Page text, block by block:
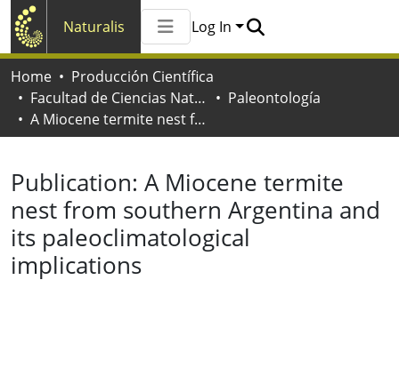
Naturalis
All of Naturalis
Log In
Home
Producción Científica
Facultad de Ciencias Naturales y Museo
Paleontología
A Miocene termite nest from southern Argentina and its paleoclimatological implications
Publication: A Miocene termite
nest from southern Argentina and
its paleoclimatological
implications